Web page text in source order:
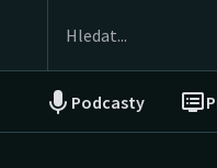
Podcasty
NEPŘEHLÉDNĚTE